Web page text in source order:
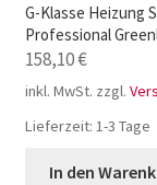
G-Klasse Heizung
Professional
158,10€
inkl. MwSt. zzgl.
Lieferzeit: 1-3 Tage
In den